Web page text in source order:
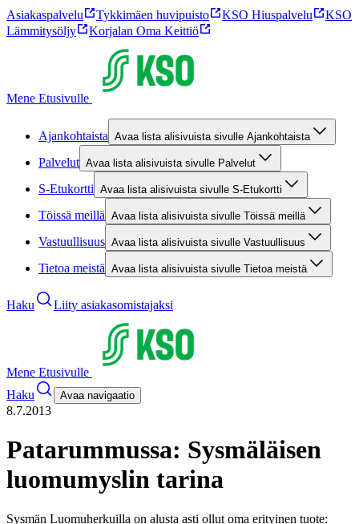
Asiakaspalvelu Tykkimäen huvipuisto KSO Hiuspalvelu
KSO
Lämmitysöljy
Korjalan Oma Keittiö
Mene Etusivulle
Ajankohtaista Avaa lista alisivuista sivulle Ajankohtaista
Palvelut Avaa lista alisivuista sivulle Palvelut
S-Etukortti Avaa lista alisivuista sivulle S-Etukortti
Töissä meillä Avaa lista alisivuista sivulle Töissä meillä
Vastuullisuus Avaa lista alisivuista sivulle Vastuullisuus
Tietoa meistä Avaa lista alisivuista sivulle Tietoa meistä
Haku Liity asiakasomistajaksi
Mene Etusivulle
Haku
Avaa navigaatio
8.7.2013
Patarummussa: Sysmäläisen
luomumyslin tarina
Sysmän Luomuherkuilla on alusta asti ollut oma erityinen tuote: